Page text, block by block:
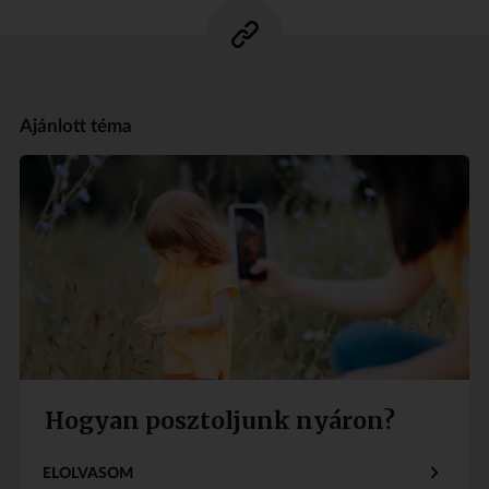
Ajánlott téma
Hogyan posztoljunk nyáron?
ELOLVASOM